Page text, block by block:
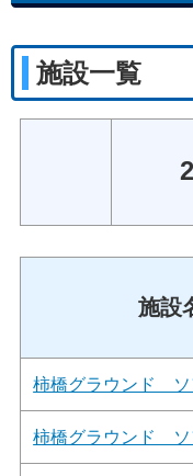
施設一覧
施設
柿橋グラウンド ソ
柿橋グラウンド ソ